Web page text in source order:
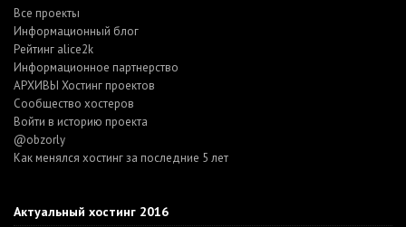
Все проекты
Информационный блог
Рейтинг alice2k
Информационное партнерство
АРХИВЫ Хостинг проектов
Cообщество хостеров
Войти в историю проекта
@obzorly
Как менялся хостинг за последние 5 лет
Актуальный хостинг 2016